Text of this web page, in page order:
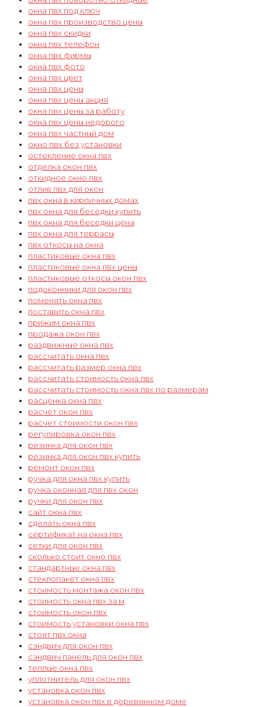
окна пвх под ключ
окна пвх производство цены
окна пвх скидки
окна пвх телефон
окна пвх фирмы
окна пвх фото
окна пвх цвет
окна пвх цены
окна пвх цены акция
окна пвх цены за работу
окна пвх цены недорого
окна пвх частный дом
окно пвх без установки
остекление окна пвх
отделка окон пвх
откидное окно пвх
отлив пвх для окон
пвх окна в кирпичных домах
пвх окна для беседки купить
пвх окна для беседки цена
пвх окна для террасы
пвх откосы на окна
пластиковые окна пвх
пластиковые окна пвх цены
пластиковые откосы окон пвх
подоконники для окон пвх
поменять окна пвх
поставить окна пвх
прижим окна пвх
продажа окон пвх
раздвижные окна пвх
рассчитать окна пвх
рассчитать размер окна пвх
рассчитать стоимость окна пвх
рассчитать стоимость окна пвх по размерам
расценка окна пвх
расчет окон пвх
расчет стоимости окон пвх
регулировка окон пвх
резинка для окон пвх
резинка для окон пвх купить
ремонт окон пвх
ручка для окна пвх купить
ручка оконная для пвх окон
ручки для окон пвх
сайт окна пвх
сделать окна пвх
сертификат на окна пвх
сетки для окон пвх
сколько стоит окно пвх
стандартные окна пвх
стеклопакет окна пвх
стоимость монтажа окон пвх
стоимость окна пвх за м
стоимость окон пвх
стоимость установки окна пвх
стоят пвх окна
сэндвич для окон пвх
сэндвич панель для окон пвх
теплые окна пвх
уплотнитель для окон пвх
установка окон пвх
установка окон пвх в деревянном доме